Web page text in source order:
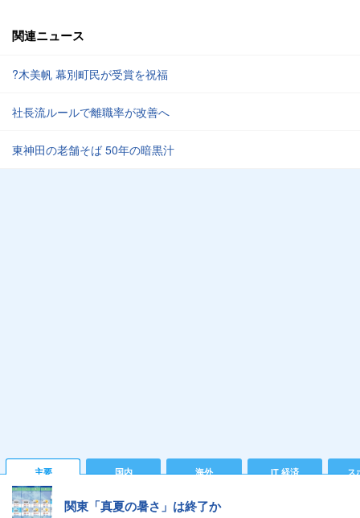
関連ニュース
?木美帆 幕別町民が受賞を祝福
社長流ルールで離職率が改善へ
東神田の老舗そば 50年の暗黒汁
主要 国内 海外 IT 経済 ス
関東「真夏の暑さ」は終了か